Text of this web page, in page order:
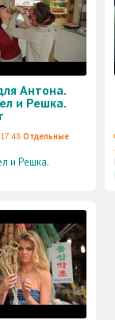
Антона.
и Решка.
Отдельные
и Решка.